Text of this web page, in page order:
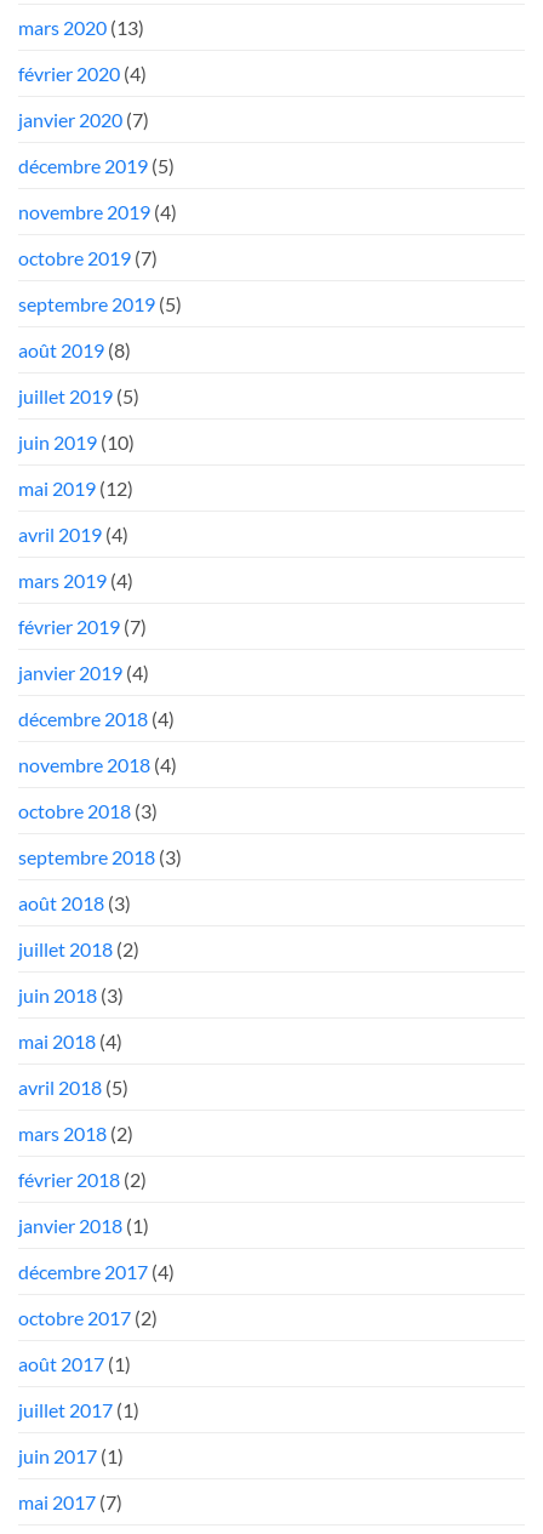
mars 2020 (13)
février 2020 (4)
janvier 2020 (7)
décembre 2019 (5)
novembre 2019 (4)
octobre 2019 (7)
septembre 2019 (5)
août 2019 (8)
juillet 2019 (5)
juin 2019 (10)
mai 2019 (12)
avril 2019 (4)
mars 2019 (4)
février 2019 (7)
janvier 2019 (4)
décembre 2018 (4)
novembre 2018 (4)
octobre 2018 (3)
septembre 2018 (3)
août 2018 (3)
juillet 2018 (2)
juin 2018 (3)
mai 2018 (4)
avril 2018 (5)
mars 2018 (2)
février 2018 (2)
janvier 2018 (1)
décembre 2017 (4)
octobre 2017 (2)
août 2017 (1)
juillet 2017 (1)
juin 2017 (1)
mai 2017 (7)